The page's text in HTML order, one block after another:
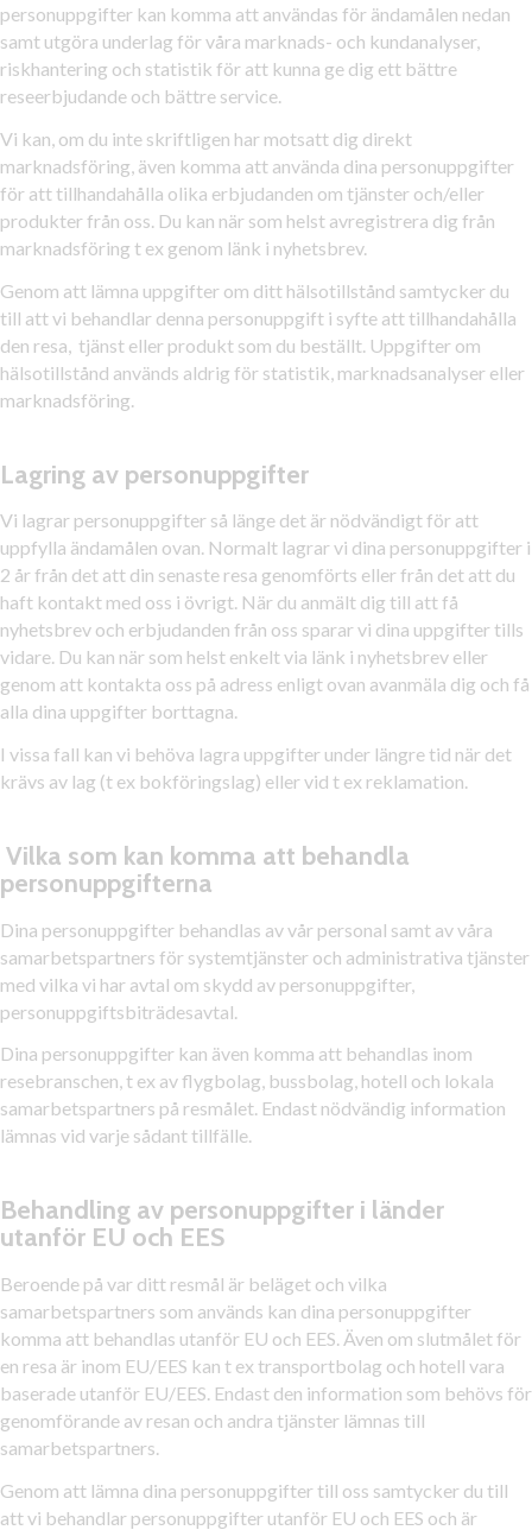
personuppgifter kan komma att användas för ändamålen nedan
samt utgöra underlag för våra marknads- och kundanalyser,
riskhantering och statistik för att kunna ge dig ett bättre
reseerbjudande och bättre service.
Vi kan, om du inte skriftligen har motsatt dig direkt
marknadsföring, även komma att använda dina personuppgifter
för att tillhandahålla olika erbjudanden om tjänster och/eller
produkter från oss. Du kan när som helst avregistrera dig från
marknadsföring t ex genom länk i nyhetsbrev.
Genom att lämna uppgifter om ditt hälsotillstånd samtycker du
till att vi behandlar denna personuppgift i syfte att tillhandahålla
den resa, tjänst eller produkt som du beställt. Uppgifter om
hälsotillstånd används aldrig för statistik, marknadsanalyser eller
marknadsföring.
Lagring av personuppgifter
Vi lagrar personuppgifter så länge det är nödvändigt för att
uppfylla ändamålen ovan. Normalt lagrar vi dina personuppgifter i
2 år från det att din senaste resa genomförts eller från det att du
haft kontakt med oss i övrigt. När du anmält dig till att få
nyhetsbrev och erbjudanden från oss sparar vi dina uppgifter tills
vidare. Du kan när som helst enkelt via länk i nyhetsbrev eller
genom att kontakta oss på adress enligt ovan avanmäla dig och få
alla dina uppgifter borttagna.
I vissa fall kan vi behöva lagra uppgifter under längre tid när det
krävs av lag (t ex bokföringslag) eller vid t ex reklamation.
Vilka som kan komma att behandla
personuppgifterna
Dina personuppgifter behandlas av vår personal samt av våra
samarbetspartners för systemtjänster och administrativa tjänster
med vilka vi har avtal om skydd av personuppgifter,
personuppgiftsbiträdesavtal.
Dina personuppgifter kan även komma att behandlas inom
resebranschen, t ex av flygbolag, bussbolag, hotell och lokala
samarbetspartners på resmålet. Endast nödvändig information
lämnas vid varje sådant tillfälle.
Behandling av personuppgifter i länder
utanför EU och EES
Beroende på var ditt resmål är beläget och vilka
samarbetspartners som används kan dina personuppgifter
komma att behandlas utanför EU och EES. Även om slutmålet för
en resa är inom EU/EES kan t ex transportbolag och hotell vara
baserade utanför EU/EES. Endast den information som behövs för
genomförande av resan och andra tjänster lämnas till
samarbetspartners.
Genom att lämna dina personuppgifter till oss samtycker du till
att vi behandlar personuppgifter utanför EU och EES och är